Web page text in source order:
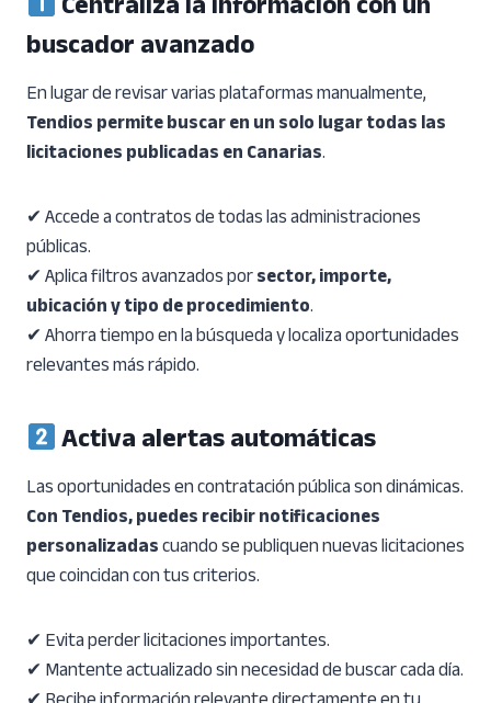
buscador avanzado
En lugar de revisar varias plataformas manualmente,
Tendios permite buscar en un solo lugar todas las
licitaciones publicadas en Canarias.
✔ Accede a contratos de todas las administraciones
públicas.
✔ Aplica filtros avanzados porsector, importe,
ubicación y tipo de procedimiento.
✔ Ahorra tiempo en la búsqueda y localiza oportunidades
relevantes más rápido.
Activa alertas automáticas
Las oportunidades en contratación pública son dinámicas.
Con Tendios, puedes recibir notificaciones
personalizadascuando se publiquen nuevas licitaciones
que coincidan con tus criterios.
✔ Evita perder licitaciones importantes.
✔ Mantente actualizado sin necesidad de buscar cada día.